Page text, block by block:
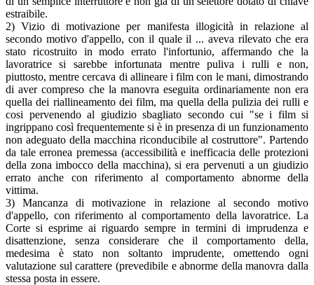
estraibile.
2) Vizio di motivazione per manifesta illogicità in relazione al
secondo motivo d'appello, con il quale il ... aveva rilevato che era
stato ricostruito in modo errato l'infortunio, affermando che la
lavoratrice si sarebbe infortunata mentre puliva i rulli e non,
piuttosto, mentre cercava di allineare i film con le mani, dimostrando
di aver compreso che la manovra eseguita ordinariamente non era
quella dei riallineamento dei film, ma quella della pulizia dei rulli e
cosi pervenendo al giudizio sbagliato secondo cui "se i film si
ingrippano così frequentemente si è in presenza di un funzionamento
non adeguato della macchina riconducibile al costruttore". Partendo
da tale erronea premessa (accessibilità e inefficacia delle protezioni
della zona imbocco della macchina), si era pervenuti a un giudizio
errato anche con riferimento al comportamento abnorme della
vittima.
3) Mancanza di motivazione in relazione al secondo motivo
d'appello, con riferimento al comportamento della lavoratrice. La
Corte si esprime ai riguardo sempre in termini di imprudenza e
disattenzione, senza considerare che il comportamento della,
medesima è stato non soltanto imprudente, omettendo ogni
valutazione sul carattere (prevedibile e abnorme della manovra dalla
stessa posta in essere.